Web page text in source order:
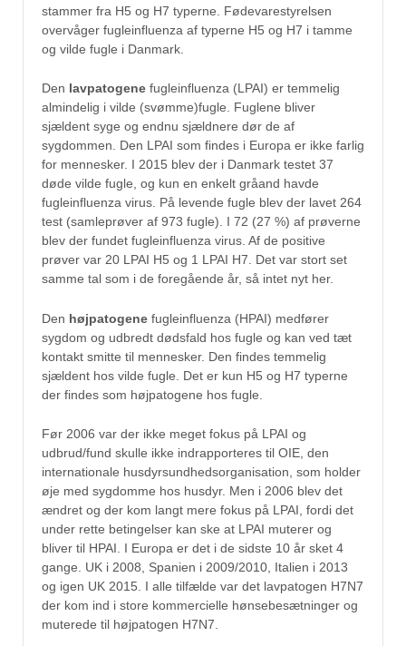
stammer fra H5 og H7 typerne. Fødevarestyrelsen
overvåger fugleinfluenza af typerne H5 og H7 i tamme
og vilde fugle i Danmark.
Den lavpatogene fugleinfluenza (LPAI) er temmelig
almindelig i vilde (svømme)fugle. Fuglene bliver
sjældent syge og endnu sjældnere dør de af
sygdommen. Den LPAI som findes i Europa er ikke farlig
for mennesker. I 2015 blev der i Danmark testet 37
døde vilde fugle, og kun en enkelt gråand havde
fugleinfluenza virus. På levende fugle blev der lavet 264
test (samleprøver af 973 fugle). I 72 (27 %) af prøverne
blev der fundet fugleinfluenza virus. Af de positive
prøver var 20 LPAI H5 og 1 LPAI H7. Det var stort set
samme tal som i de foregående år, så intet nyt her.
Den højpatogene fugleinfluenza (HPAI) medfører
sygdom og udbredt dødsfald hos fugle og kan ved tæt
kontakt smitte til mennesker. Den findes temmelig
sjældent hos vilde fugle. Det er kun H5 og H7 typerne
der findes som højpatogene hos fugle.
Før 2006 var der ikke meget fokus på LPAI og
udbrud/fund skulle ikke indrapporteres til OIE, den
internationale husdyrsundhedsorganisation, som holder
øje med sygdomme hos husdyr. Men i 2006 blev det
ændret og der kom langt mere fokus på LPAI, fordi det
under rette betingelser kan ske at LPAI muterer og
bliver til HPAI. I Europa er det i de sidste 10 år sket 4
gange. UK i 2008, Spanien i 2009/2010, Italien i 2013
og igen UK 2015. I alle tilfælde var det lavpatogen H7N7
der kom ind i store kommercielle hønsebesætninger og
muterede til højpatogen H7N7.